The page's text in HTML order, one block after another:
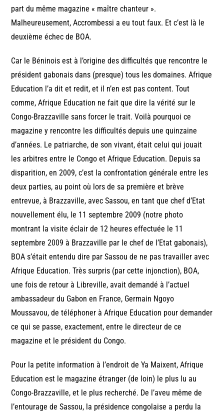
part du même magazine « maître chanteur ».
Malheureusement, Accrombessi a eu tout faux. Et c’est là le
deuxième échec de BOA.
Car le Béninois est à l’origine des difficultés que rencontre le
président gabonais dans (presque) tous les domaines. Afrique
Education l’a dit et redit, et il n’en est pas content. Tout
comme, Afrique Education ne fait que dire la vérité sur le
Congo-Brazzaville sans forcer le trait. Voilà pourquoi ce
magazine y rencontre les difficultés depuis une quinzaine
d’années. Le patriarche, de son vivant, était celui qui jouait
les arbitres entre le Congo et Afrique Education. Depuis sa
disparition, en 2009, c’est la confrontation générale entre les
deux parties, au point où lors de sa première et brève
entrevue, à Brazzaville, avec Sassou, en tant que chef d’Etat
nouvellement élu, le 11 septembre 2009 (notre photo
montrant la visite éclair de 12 heures effectuée le 11
septembre 2009 à Brazzaville par le chef de l’Etat gabonais),
BOA s’était entendu dire par Sassou de ne pas travailler avec
Afrique Education. Très surpris (par cette injonction), BOA,
une fois de retour à Libreville, avait demandé à l’actuel
ambassadeur du Gabon en France, Germain Ngoyo
Moussavou, de téléphoner à Afrique Education pour demander
ce qui se passe, exactement, entre le directeur de ce
magazine et le président du Congo.
Pour la petite information à l’endroit de Ya Maixent, Afrique
Education est le magazine étranger (de loin) le plus lu au
Congo-Brazzaville, et le plus recherché. De l’aveu même de
l’entourage de Sassou, la présidence congolaise a perdu la